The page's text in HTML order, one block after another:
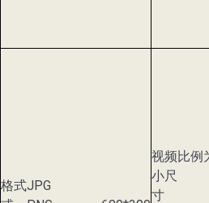
格式JPG
视频比例
小尺
寸